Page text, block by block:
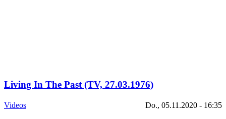
Living In The Past (TV, 27.03.1976)
Videos Do., 05.11.2020 - 16:35